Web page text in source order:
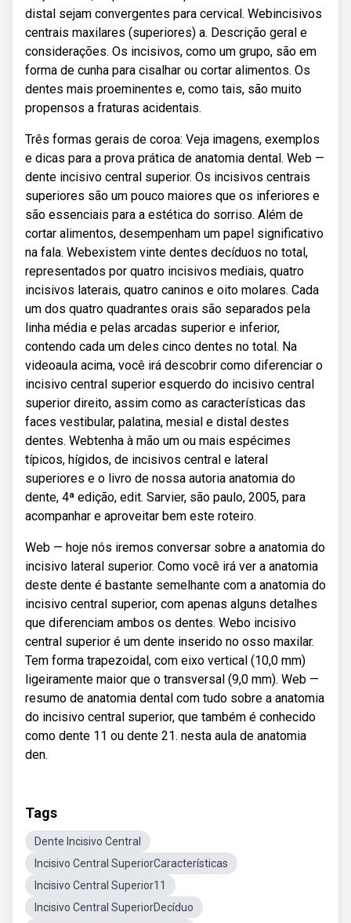
distal sejam convergentes para cervical. Webincisivos
centrais maxilares (superiores) a. Descrição geral e
considerações. Os incisivos, como um grupo, são em
forma de cunha para cisalhar ou cortar alimentos. Os
dentes mais proeminentes e, como tais, são muito
propensos a fraturas acidentais.
Três formas gerais de coroa: Veja imagens, exemplos
e dicas para a prova prática de anatomia dental. Web —
dente incisivo central superior. Os incisivos centrais
superiores são um pouco maiores que os inferiores e
são essenciais para a estética do sorriso. Além de
cortar alimentos, desempenham um papel significativo
na fala. Webexistem vinte dentes decíduos no total,
representados por quatro incisivos mediais, quatro
incisivos laterais, quatro caninos e oito molares. Cada
um dos quatro quadrantes orais são separados pela
linha média e pelas arcadas superior e inferior,
contendo cada um deles cinco dentes no total. Na
videoaula acima, você irá descobrir como diferenciar o
incisivo central superior esquerdo do incisivo central
superior direito, assim como as características das
faces vestibular, palatina, mesial e distal destes
dentes. Webtenha à mão um ou mais espécimes
típicos, hígidos, de incisivos central e lateral
superiores e o livro de nossa autoria anatomia do
dente, 4ª edição, edit. Sarvier, são paulo, 2005, para
acompanhar e aproveitar bem este roteiro.
Web — hoje nós iremos conversar sobre a anatomia do
incisivo lateral superior. Como você irá ver a anatomia
deste dente é bastante semelhante com a anatomia do
incisivo central superior, com apenas alguns detalhes
que diferenciam ambos os dentes. Webo incisivo
central superior é um dente inserido no osso maxilar.
Tem forma trapezoidal, com eixo vertical (10,0 mm)
ligeiramente maior que o transversal (9,0 mm). Web —
resumo de anatomia dental com tudo sobre a anatomia
do incisivo central superior, que também é conhecido
como dente 11 ou dente 21. nesta aula de anatomia
den.
Tags
Dente Incisivo Central
Incisivo Central SuperiorCaracterísticas
Incisivo Central Superior11
Incisivo Central SuperiorDecíduo